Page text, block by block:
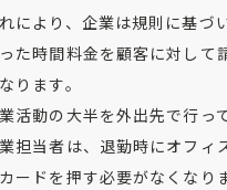
により、企業は規則に基づ
た時間料金を顧客に対して
ります。
活動の大半を外出先で行っ
担当者は、退勤時にオフィ
ードを押す必要がなくなり